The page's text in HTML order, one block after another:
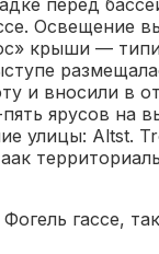
перед
Освещение
крыши —
и вносили в
ярусов на
улицы: Altst.
гассе,